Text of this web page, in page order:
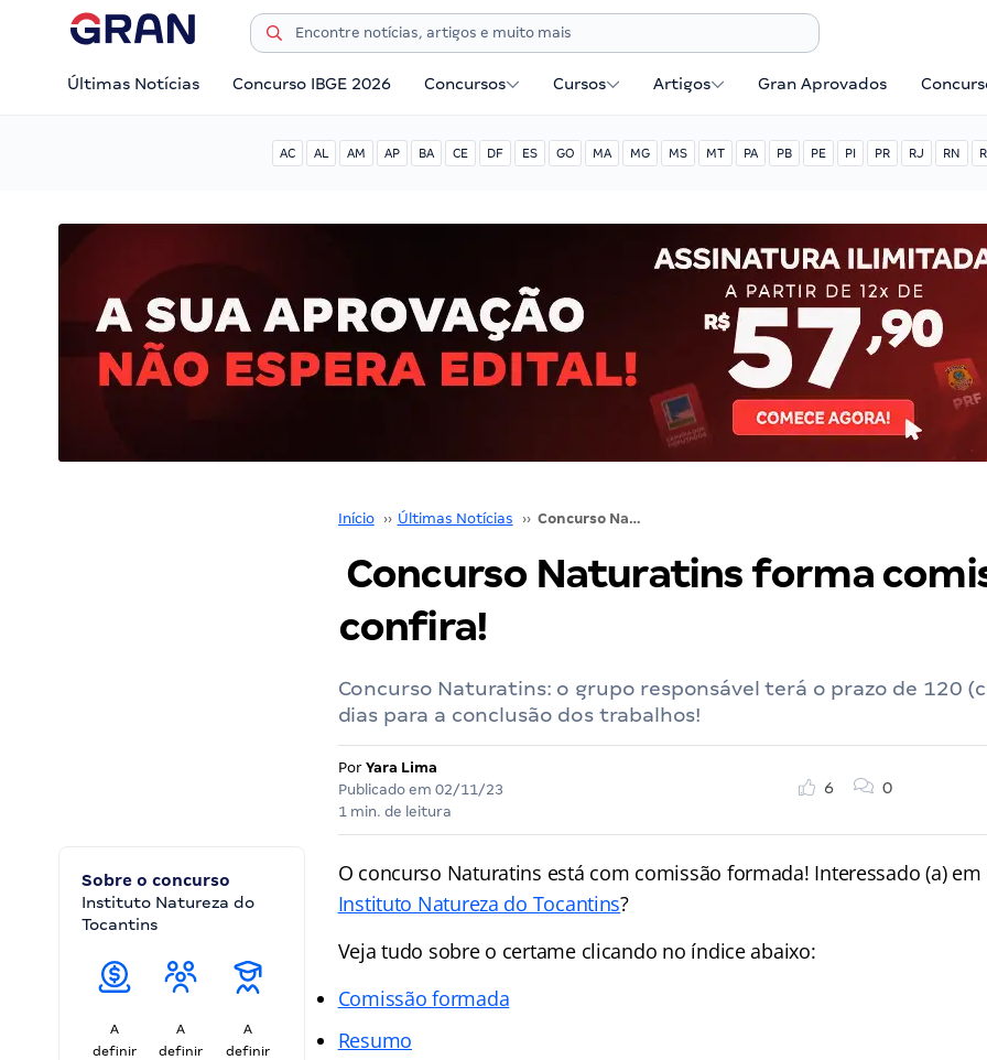
Últimas Notícias Concurso IBGE 2026 Concursos Cursos Artigos Gran Aprovados
AC AL AM AP BA CE DF ES GO MA MG MS MT PA PB PE PI PR RJ RN
Início ›› Últimas Notícias ›› Concurso Naturatins forma comissão; confira!
Concurso Naturatins forma
confira!
Concurso Naturatins: o grupo responsável terá o prazo de 120
dias para a conclusão dos trabalhos!
Por Yara Lima
Publicado em 02/11/23
1 min. de leitura
6 0
Sobre o concurso
Instituto Natureza do
Tocantins
A
definir
A
definir
A
definir
O concurso Naturatins está com comissão formada! Interessado (a)
Instituto Natureza do Tocantins?
Veja tudo sobre o certame clicando no índice abaixo:
Comissão formada
Resumo